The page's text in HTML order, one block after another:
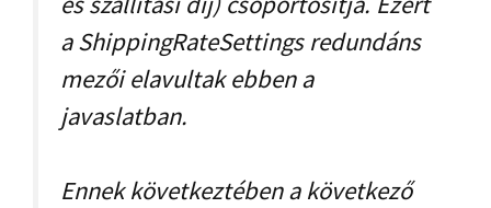
a ShippingRateSettings redundáns
mezői elavultak ebben a
javaslatban.
Ennek következtében a következő